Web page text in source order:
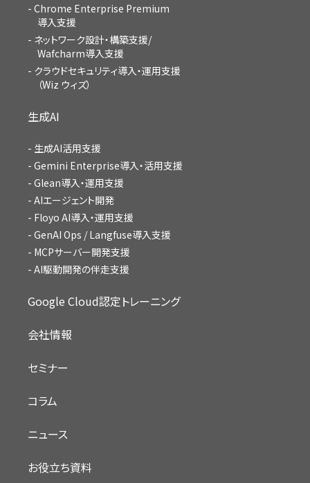
Chrome Enterprise Premium
導入支援
ネットワーク設計・構築支援/
Wafcharm導入支援
クラウドセキュリティ導入・運用支援
（Wiz ウィズ）
生成AI
生成AI活用支援
Gemini Enterprise導入・活用支援
Glean導入・運用支援
AIエージェント開発
Floyo AI導入・運用支援
GenAI Ops / Langfuse導入支援
MCPサーバー開発支援
AI駆動開発の伴走支援
Google Cloud認定トレーニング
会社情報
セミナー
コラム
ニュース
お役立ち資料